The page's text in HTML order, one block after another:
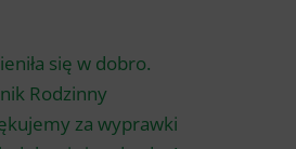
się w dobro.
Rodzinny
za wyprawki